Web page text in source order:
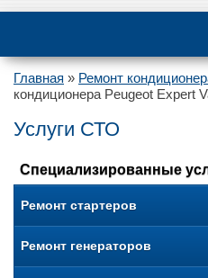
Главная » Ремонт
кондиционера Peugeot Expert
Услуги СТО
Специализированные
Ремонт стартеров
Ремонт генераторов